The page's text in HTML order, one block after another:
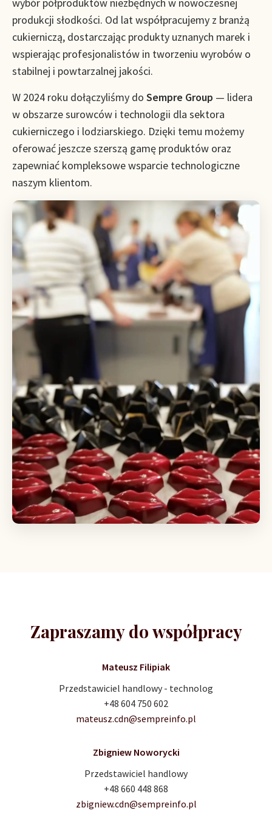
produkcji słodkości. Od lat współpracujemy z branżą
cukierniczą, dostarczając produkty uznanych marek i
wspierając profesjonalistów in tworzeniu wyrobów o
stabilnej i powtarzalnej jakości.
W 2024 roku dołączyliśmy do Sempre Group — lidera
w obszarze surowców i technologii dla sektora
cukierniczego i lodziarskiego. Dzięki temu możemy
oferować jeszcze szerszą gamę produktów oraz
zapewniać kompleksowe wsparcie technologiczne
naszym klientom.
Zapraszamy do współpracy
Mateusz Filipiak
Przedstawiciel handlowy - technolog
+48 604 750 602
mateusz.cdn@sempreinfo.pl
Zbigniew Noworycki
Przedstawiciel handlowy
+48 660 448 868
zbigniew.cdn@sempreinfo.pl